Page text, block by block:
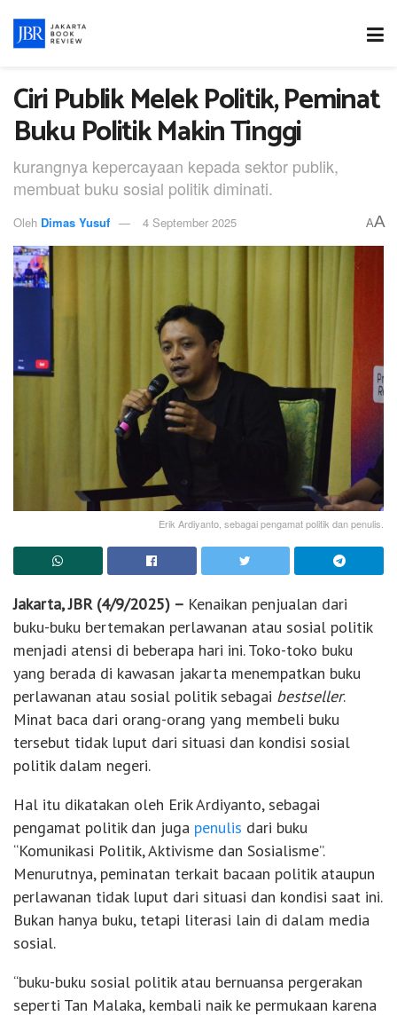
Ciri Publik Melek Politik, Peminat
Buku Politik Makin Tinggi
kurangnya kepercayaan kepada sektor publik,
membuat buku sosial politik diminati.
Oleh Dimas Yusuf 4 September 2025 AA
Erik Ardiyanto, sebagai pengamat politik dan penulis.
Jakarta, JBR (4/9/2025) – Kenaikan penjualan dari
buku-buku bertemakan perlawanan atau sosial politik
menjadi atensi di beberapa hari ini. Toko-toko buku
yang berada di kawasan jakarta menempatkan buku
perlawanan atau sosial politik sebagai bestseller.
Minat baca dari orang-orang yang membeli buku
tersebut tidak luput dari situasi dan kondisi sosial
politik dalam negeri.
Hal itu dikatakan oleh Erik Ardiyanto, sebagai
pengamat politik dan juga penulis dari buku
“Komunikasi Politik, Aktivisme dan Sosialisme”.
Menurutnya, peminatan terkait bacaan politik ataupun
perlawanan tidak luput dari situasi dan kondisi saat ini.
Bukan hanya buku, tetapi literasi lain di dalam media
sosial.
“buku-buku sosial politik atau bernuansa pergerakan
seperti Tan Malaka, kembali naik ke permukaan karena